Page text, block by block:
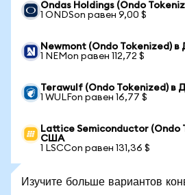
Ondas Holdings (Ondo
1 ONDSon равен 9,00 $
Newmont (Ondo Tokenized)
1 NEMon равен 112,72 $
Terawulf (Ondo Tokenized)
1 WULFon равен 16,77 $
Lattice Semiconductor (Ondo
США
1 LSCCon равен 131,36 $
Изучите больше вариантов